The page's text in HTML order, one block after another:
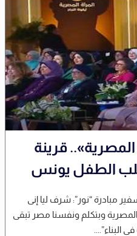
المصرية».. قرينة
الطفل يونس
مبادرة “نور”: شرف ليا إنى
المصرية وبتكلم ونفسنا مصر تبقى